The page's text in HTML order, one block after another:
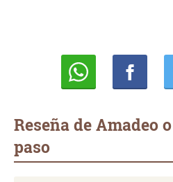
Reseña de Amadeo
paso